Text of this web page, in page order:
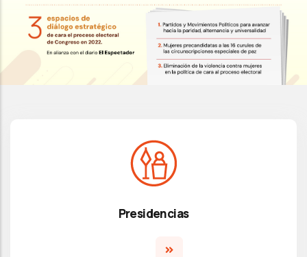
Presidencias